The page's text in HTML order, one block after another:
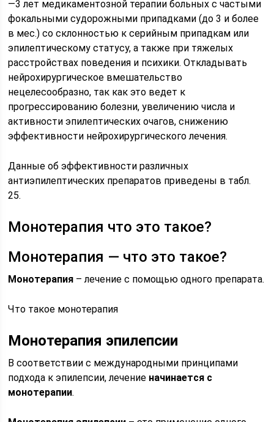
—3 лет медикаментозной терапии больных с частыми
фокальными судорожными припадками (до 3 и более
в мес.) со склонностью к серийным припадкам или
эпилептическому статусу, а также при тяжелых
расстройствах поведения и психики. Откладывать
нейрохирургическое вмешательство
нецелесообразно, так как это ведет к
прогрессированию болезни, увеличению числа и
активности эпилептических очагов, снижению
эффективности нейрохирургического лечения.
Данные об эффективности различных
антиэпилептических препаратов приведены в табл.
25.
Монотерапия что это такое?
Монотерапия — что это такое?
Монотерапия – лечение с помощью одного препарата.
Что такое монотерапия
Монотерапия эпилепсии
В соответствии с международными принципами
подхода к эпилепсии, лечение начинается с
монотерапии.